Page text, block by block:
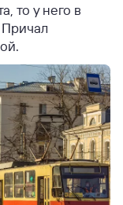
то у него в
Причал